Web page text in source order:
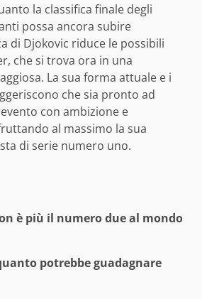
la classifica finale degli
possa ancora subire
di Djokovic riduce le possibili
che si trova ora in una
La sua forma attuale e i
che sia pronto ad
con ambizione e
al massimo la sua
di serie numero uno.
è più il numero due al mondo
potrebbe guadagnare